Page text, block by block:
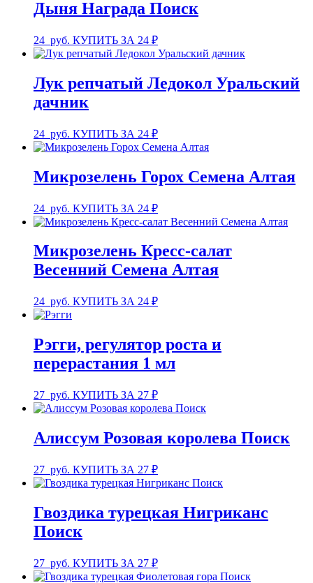
Дыня Награда Поиск
24 руб. КУПИТЬ ЗА 24 ₽
Лук репчатый Ледокол Уральский
дачник
24 руб. КУПИТЬ ЗА 24 ₽
Микрозелень Горох Семена Алтая
24 руб. КУПИТЬ ЗА 24 ₽
Микрозелень Кресс-салат
Весенний Семена Алтая
24 руб. КУПИТЬ ЗА 24 ₽
Рэгги, регулятор роста и
перерастания 1 мл
27 руб. КУПИТЬ ЗА 27 ₽
Алиссум Розовая королева Поиск
27 руб. КУПИТЬ ЗА 27 ₽
Гвоздика турецкая Нигриканс
Поиск
27 руб. КУПИТЬ ЗА 27 ₽